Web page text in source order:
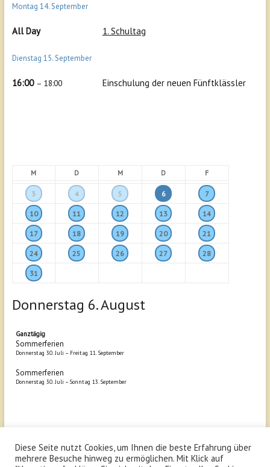
Montag 14.September
All Day 1. Schultag
Dienstag 15.September
16:00 – 18:00 Einschulung der neuen Fünftklässler
M D M D F
3 4 5 6 7
10 11 12 13 14
17 18 19 20 21
24 25 26 27 28
31
Donnerstag 6.August
Ganztägig
Sommerferien
Donnerstag 30. Juli – Freitag 11. September
Sommerferien
Donnerstag 30. Juli –Sonntag 13. September
Copyright © 2026Schönborn Gymnasium Bruchsal. All rights
reserved.
Diese Seite nutzt Cookies, um Ihnen die beste Erfahrung über
mehrere Besuche hinweg zu ermöglichen. Mit Klick auf